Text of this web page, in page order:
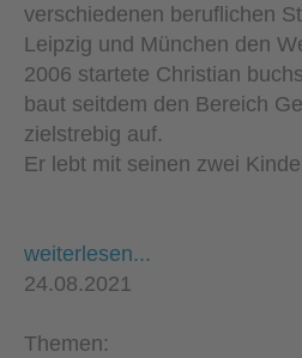
verschiedenen beruflichen
Leipzig und München den
2006 startete Christian
baut seitdem den Bereich
zielstrebig auf.
Er lebt mit seinen zwei
weiterlesen...
24.08.2021
Themen: